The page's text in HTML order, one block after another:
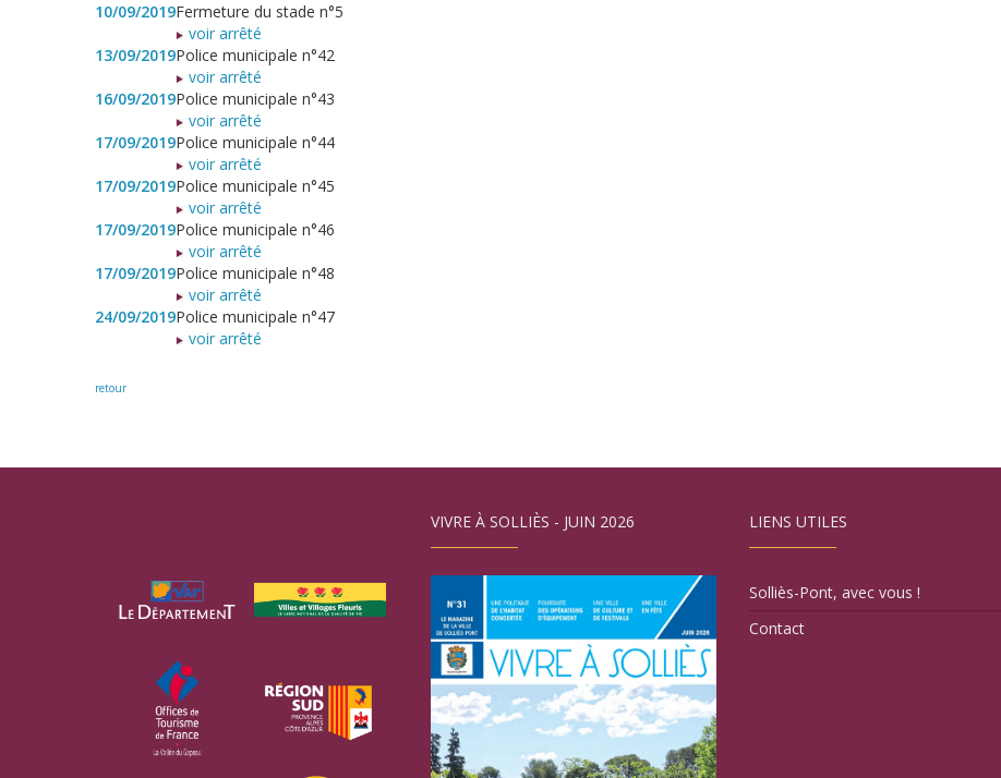
10/09/2019Fermeture du stade n°5
voir arrêté
13/09/2019Police municipale n°42
voir arrêté
16/09/2019Police municipale n°43
voir arrêté
17/09/2019Police municipale n°44
voir arrêté
17/09/2019Police municipale n°45
voir arrêté
17/09/2019Police municipale n°46
voir arrêté
17/09/2019Police municipale n°48
voir arrêté
24/09/2019Police municipale n°47
voir arrêté
retour
VIVRE À SOLLIÈS - JUIN 2026 LIENS UTILES
Solliès-Pont, avec vous !
Contact